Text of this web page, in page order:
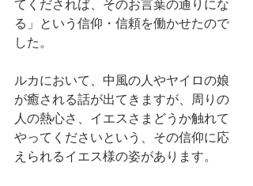
てくだされば、そのお言葉の通りにな
る」という信仰・信頼を働かせたので
した。
ルカにおいて、中風の人やヤイロの娘
が癒される話が出てきますが、周りの
人の熱心さ、イエスさまどうか触れて
やってくださいという、その信仰に応
えられるイエス様の姿があります。